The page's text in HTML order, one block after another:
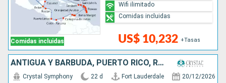
Comidas incluidas US$ 10,232 +Tasas
Wifi ilimitado
Comidas incluidas
ANTIGUA Y BARBUDA, PUERTO RICO, REPÚBLICA DOMINICANA, ESTADOS UNIDOS, MÉXICO, BELICE, HONDURAS, ISLAS CAIMÁN, JAMAICA, BAHAMAS
Crystal Symphony 22 d Fort Lauderdale 20/12/2026